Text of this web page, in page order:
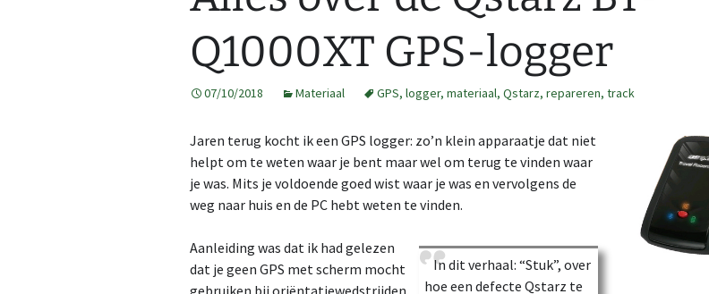
Route op kaart
Creating a Catching
Features map file
Open Orienteering
Kaarten op 3DRerun Al mijn kaarten op
3DRerun
2DRerun: autOanalysis
RSS: wedstrijdkalender
België
.ical kalender integratie
Evenementen met
kinder-O, België
Evenementen met
Q1000XT GPS-logger
07/10/2018 Materiaal GPS, logger, materiaal, Qstarz, repareren, track
Jaren terug kocht ik een GPS logger: zo’n klein apparaatje dat niet
helpt om te weten waar je bent maar wel om terug te vinden waar
je was. Mits je voldoende goed wist waar je was en vervolgens de
weg naar huis en de PC hebt weten te vinden.
In dit verhaal: “Stuk”, over
hoe een defecte Qstarz te
Aanleiding was dat ik had gelezen
dat je geen GPS met scherm mocht
gebruiken bij oriëntatiewedstrijden,